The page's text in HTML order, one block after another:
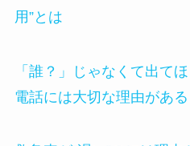
用”とは
「誰？」じゃなくて出て
電話には大切な理由がある